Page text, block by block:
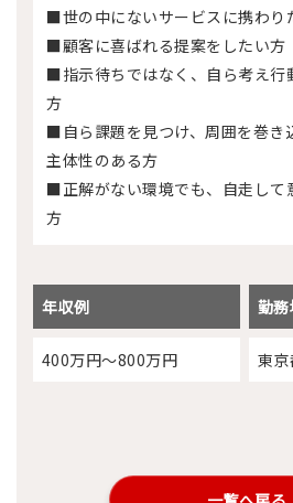
■世の中にないサービスに携わり
■顧客に喜ばれる提案をしたい方
■指示待ちではなく、自ら考え行
方
■自ら課題を見つけ、周囲を巻き
主体性のある方
■正解がない環境でも、自走して
方
年収例 勤
400万円～800万円 東